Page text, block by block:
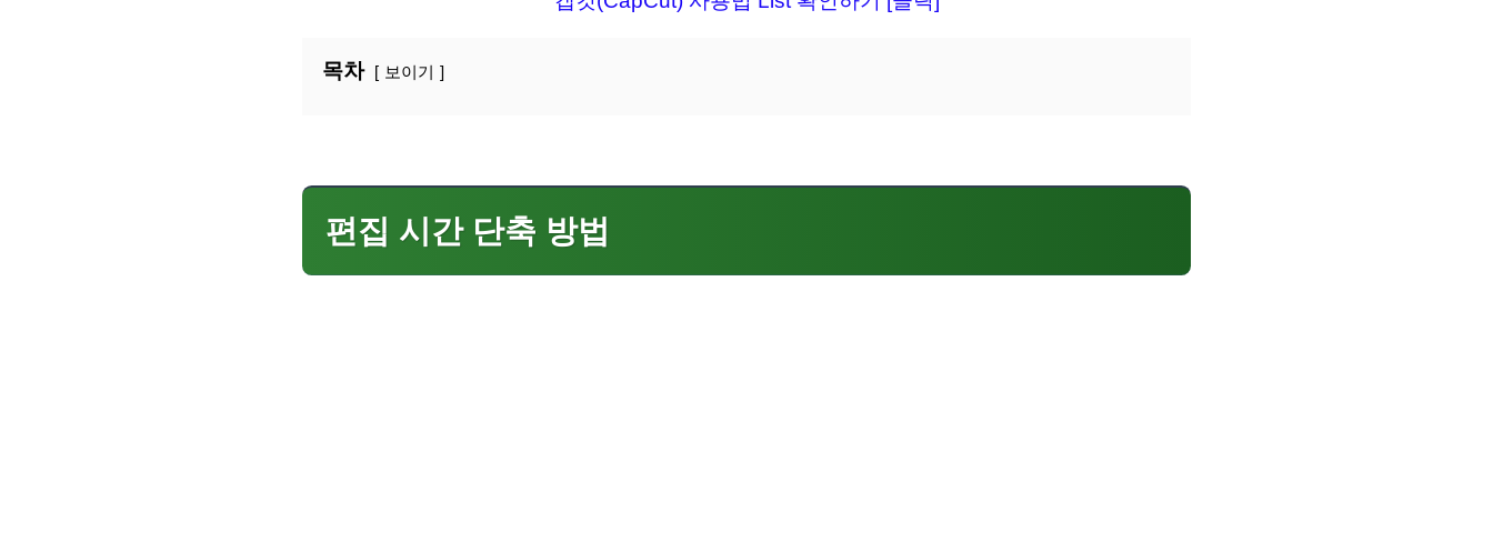
목차 보이기
편집 시간 단축 방법